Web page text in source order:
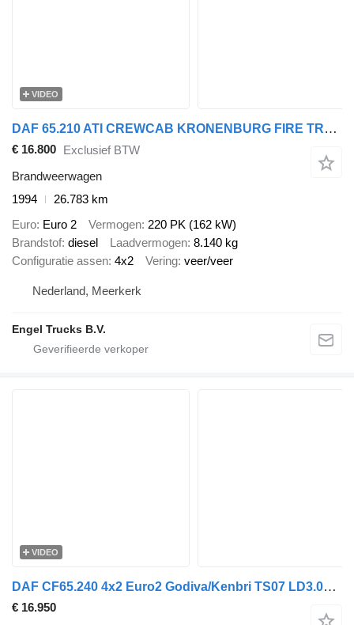
VIDEO
DAF 65.210 ATI CREWCAB KRONENBURG FIRE TRUCK (ONLY 26.750 KM!!! / EU
€ 16.800 Exclusief BTW
Brandweerwagen
1994
26.783 km
Euro Euro 2 Vermogen 220 PK (162 kW)
Brandstof diesel Laadvermogen 8.140 kg
Configuratie assen 4x2 Vering veer/veer
Nederland, Meerkerk
Engel Trucks B.V.
VIDEO
DAF CF65.240 4x2 Euro2 Godiva/Kenbri TS07 LD3.000 HD250 T1.500Liters
€ 16.950